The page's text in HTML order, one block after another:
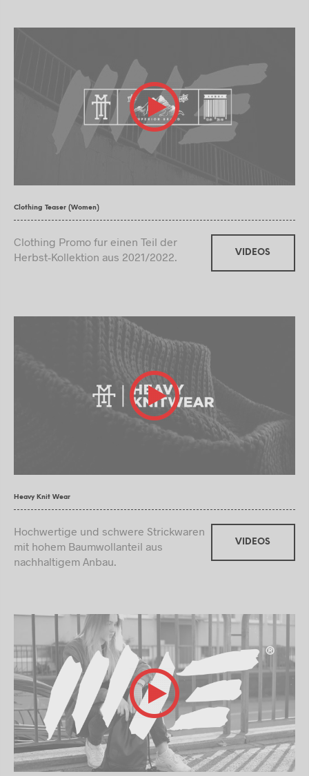
Clothing Teaser (Women)
Clothing Promo fur einen Teil der
Herbst-Kollektion aus 2021/2022.
VIDEOS
Heavy Knit Wear
Hochwertige und schwere Strickwaren
mit hohem Baumwollanteil aus
nachhaltigem Anbau.
VIDEOS